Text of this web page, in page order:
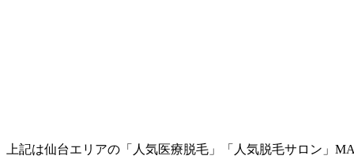
上記は仙台エリアの「人気医療脱毛」「人気脱毛サロン」